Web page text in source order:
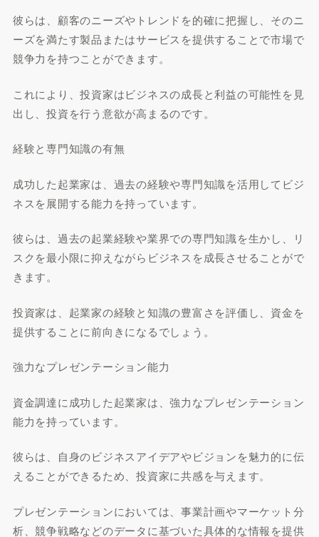
彼らは、顧客のニーズやトレンドを的確に把握し、そのニ
ーズを満たす製品またはサービスを提供することで市場で
競争力を持つことができます。
これにより、投資家はビジネスの成長と利益の可能性を見
出し、投資を行う意欲が高まるのです。
経験と専門知識の有無
成功した起業家は、過去の経験や専門知識を活用してビジ
ネスを展開する能力を持っています。
彼らは、過去の起業経験や業界での専門知識を生かし、リ
スクを最小限に抑えながらビジネスを成長させることがで
きます。
投資家は、起業家の経験と知識の豊富さを評価し、資金を
提供することに前向きになるでしょう。
強力なプレゼンテーション能力
資金調達に成功した起業家は、強力なプレゼンテーション
能力を持っています。
彼らは、自身のビジネスアイデアやビジョンを魅力的に伝
えることができるため、投資家に共感を与えます。
プレゼンテーションにおいては、事業計画やマーケット分
析、競争戦略などのデータに基づいた具体的な情報を提供